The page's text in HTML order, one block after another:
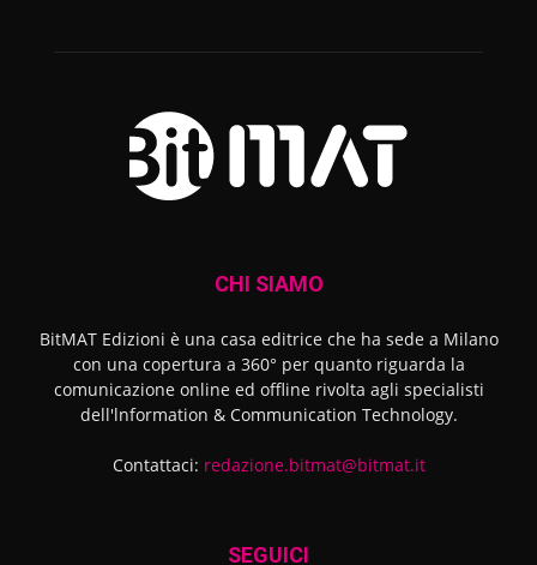
CHI SIAMO
BitMAT Edizioni è una casa editrice che ha sede a Milano
con una copertura a 360° per quanto riguarda la
comunicazione online ed offline rivolta agli specialisti
dell'lnformation & Communication Technology.
Contattaci: redazione.bitmat@bitmat.it
SEGUICI